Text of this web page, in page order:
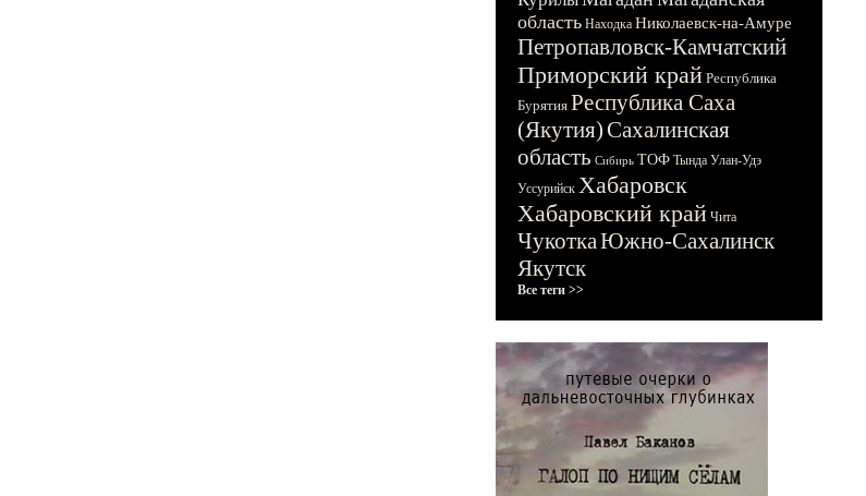
область Находка Николаевск-на-Амуре
Петропавловск-Камчатский
Приморский край Республика
Бурятия Республика Саха
(Якутия)Сахалинская
область Сибирь ТОФ Тында Улан-Удэ
Уссурийск Хабаровск
Хабаровский край Чита
ЧукоткаЮжно-Сахалинск
Якутск
Все теги >>